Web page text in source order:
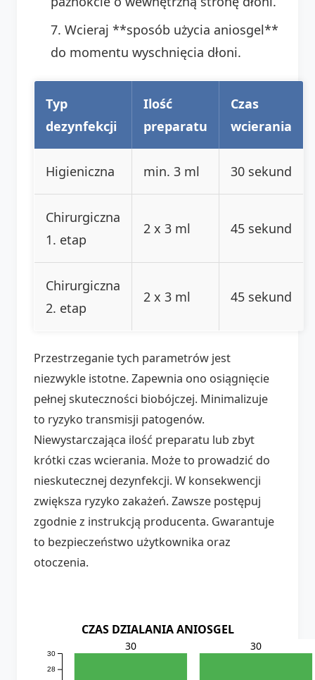
Wcieraj **sposób użycia aniosgel**
do momentu wyschnięcia dłoni.
Typ
dezynfekcji
Ilość
preparatu
Czas
wcierania
Higieniczna min. 3 ml 30 sekund
Chirurgiczna
1. etap
2 x 3 ml 45 sekund
Chirurgiczna
2. etap
2 x 3 ml 45 sekund
Przestrzeganie tych parametrów jest
niezwykle istotne. Zapewnia ono osiągnięcie
pełnej skuteczności biobójczej. Minimalizuje
to ryzyko transmisji patogenów.
Niewystarczająca ilość preparatu lub zbyt
krótki czas wcierania. Może to prowadzić do
nieskutecznej dezynfekcji. W konsekwencji
zwiększa ryzyko zakażeń. Zawsze postępuj
zgodnie z instrukcją producenta. Gwarantuje
to bezpieczeństwo użytkownika oraz
otoczenia.
CZAS DZIALANIA ANIOSGEL
28
30
30 30